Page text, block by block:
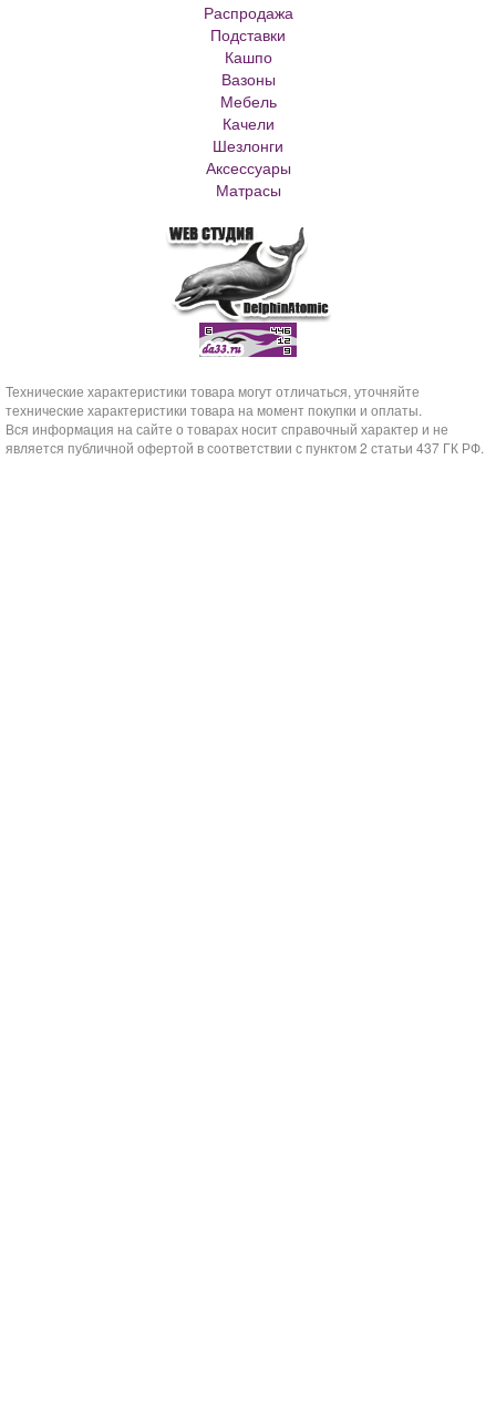
Кашпо из ротанга
Матрасы Аскона
Кашпо металлическое
Кашпо для елки
Кашпо с самоливом
Кашпо с автополивом
Распродажа
Подставки
Кашпо
Вазоны
Мебель
Качели
Шезлонги
Аксессуары
Матрасы
Технические характеристики товара могут отличаться, уточняйте
технические характеристики товара на момент покупки и оплаты.
Вся информация на сайте о товарах носит справочный характер и не
является публичной офертой в соответствии с пунктом 2 статьи 437 ГК РФ.